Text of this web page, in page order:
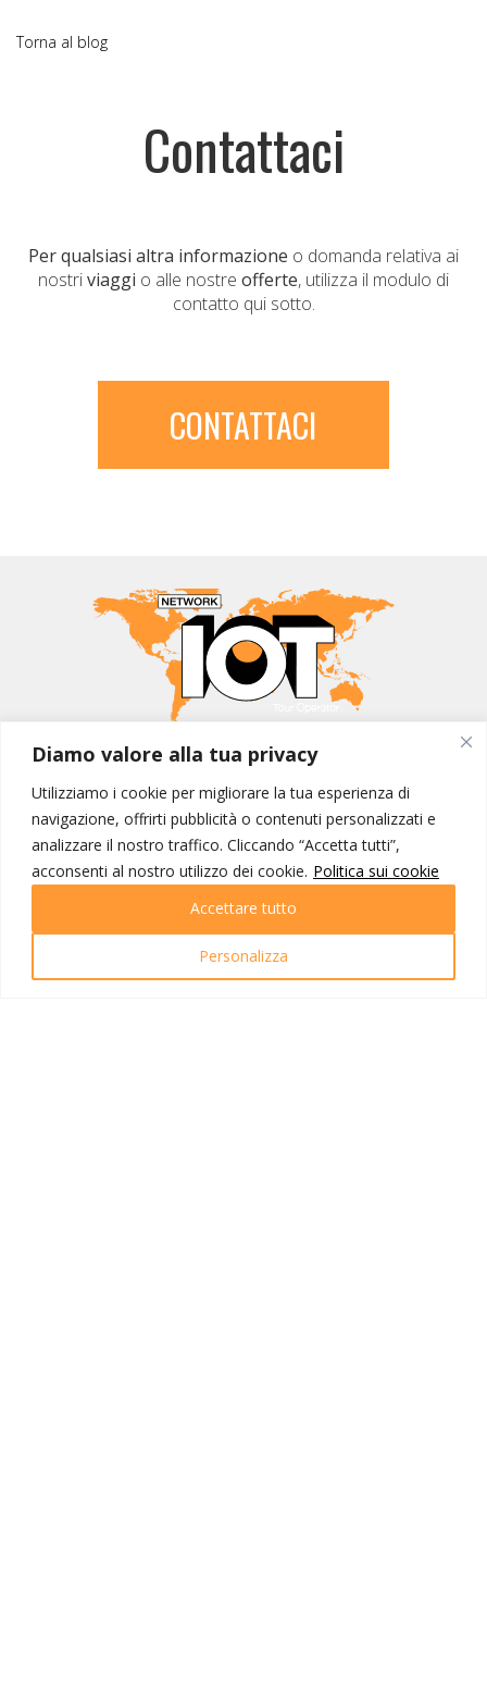
Diamo valore alla tua privacy
Utilizziamo i cookie per migliorare la tua esperienza di
navigazione, offrirti pubblicità o contenuti personalizzati e
analizzare il nostro traffico. Cliccando “Accetta tutti”,
acconsenti al nostro utilizzo dei cookie. Politica sui cookie
Personalizza
Accettare tutto
Torna al blog
Contattaci
Per qualsiasi altra informazione o domanda relativa ai
nostriviaggi o alle nostre offerte, utilizza il modulo di
contatto qui sotto.
CONTATTACI
MONDO IOT VIAGGI
Corporate
Contatti
I NOSTRI PRODOTTI
Partenze
Emozioni di viaggio
Newsletter
Tutti i viaggi